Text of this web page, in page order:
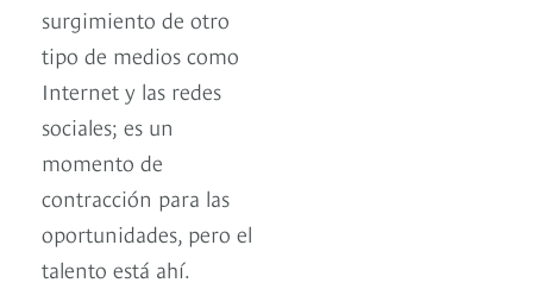
surgimiento de otro
tipo de medios como
Internet y las redes
sociales; es un
momento de
contracción para las
oportunidades, pero el
talento está ahí.